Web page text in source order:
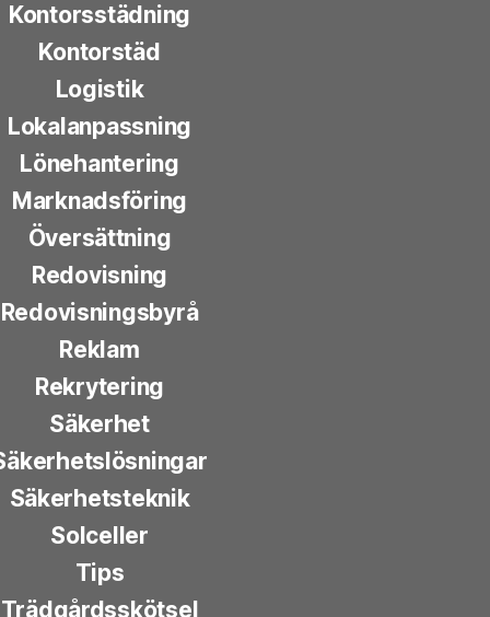
Kontorsstädning
Kontorstäd
Logistik
Lokalanpassning
Lönehantering
Marknadsföring
Översättning
Redovisning
Redovisningsbyrå
Reklam
Rekrytering
Säkerhet
Säkerhetsteknik
Solceller
Tips
Trädgårdsskötsel